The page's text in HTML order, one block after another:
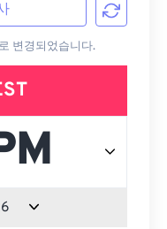
변경되었습니다.